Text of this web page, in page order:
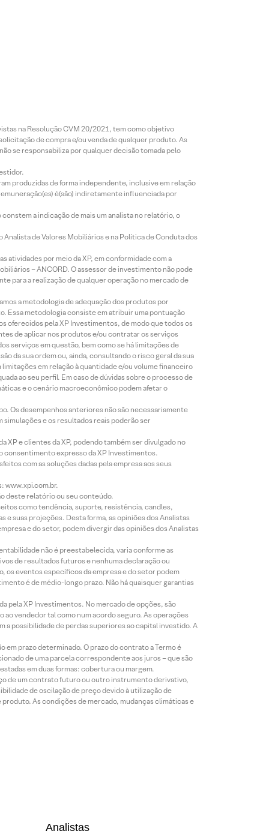
na Resolução CVM 20/2021, tem como objetivo
de compra e/ou venda de qualquer produto. As
se responsabiliza por qualquer decisão tomada pelo
produzidas de forma independente, inclusive em relação
é(são) indiretamente influenciada por
a indicação de mais um analista no relatório, o
de Valores Mobiliários e na Política de Conduta dos
atividades por meio da XP, em conformidade com a
– ANCORD. O assessor de investimento não pode
para a realização de qualquer operação no mercado de
a metodologia de adequação dos produtos por
Essa metodologia consiste em atribuir uma pontuação
oferecidos pela XP Investimentos, de modo que todos os
de aplicar nos produtos e/ou contratar os serviços
serviços em questão, bem como se há limitações de
da sua ordem ou, ainda, consultando o risco geral da sua
em relação à quantidade e/ou volume financeiro
ao seu perfil. Em caso de dúvidas sobre o processo de
e o cenário macroeconômico podem afetar o
Os desempenhos anteriores não são necessariamente
e os resultados reais poderão ser
e clientes da XP, podendo também ser divulgado no
consentimento expresso da XP Investimentos.
com as soluções dadas pela empresa aos seus
www.xpi.com.br.
deste relatório ou seu conteúdo.
como tendência, suporte, resistência, candles,
e suas projeções. Desta forma, as opiniões dos Analistas
e do setor, podem divergir das opiniões dos Analistas
não é preestabelecida, varia conforme as
de resultados futuros e nenhuma declaração ou
os eventos específicos da empresa e do setor podem
é de médio-longo prazo. Não há quaisquer garantias
pela XP Investimentos. No mercado de opções, são
vendedor tal como num acordo seguro. As operações
possibilidade de perdas superiores ao capital investido. A
em prazo determinado. O prazo do contrato a Termo é
de uma parcela correspondente aos juros – que são
em duas formas: cobertura ou margem.
de um contrato futuro ou outro instrumento derivativo,
de oscilação de preço devido à utilização de
As condições de mercado, mudanças climáticas e
Analistas